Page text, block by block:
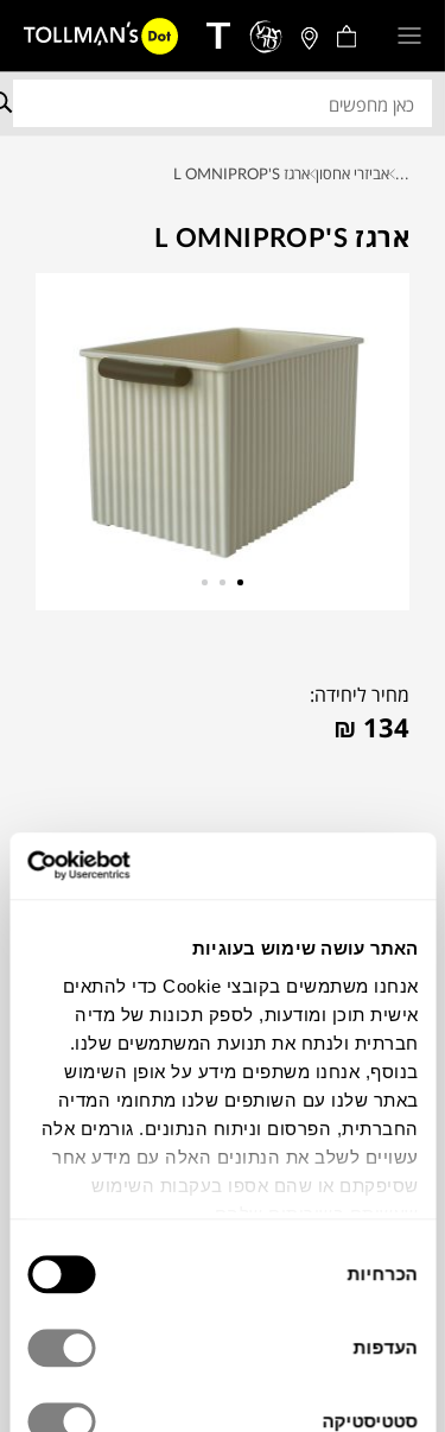
האתר עושה שימוש בעוגיות
אנחנו משתמשים בקובצי Cookie כדי להתאים
אישית תוכן ומודעות, לספק תכונות של מדיה
חברתית ולנתח את תנועת המשתמשים שלנו.
בנוסף, אנחנו משתפים מידע על אופן השימוש
באתר שלנו עם השותפים שלנו מתחומי המדיה
החברתית, הפרסום וניתוח הנתונים. גורמים אלה
עשויים לשלב את הנתונים האלה עם מידע אחר
שסיפקתם או שהם אספו בעקבות השימוש
הסכמה
הכרחיות
העדפות
סטטיסטיקה
... אביזרי אחסון ארגז L OMNIPROP'S
ארגז L OMNIPROP'S
מחיר ליחידה:
₪ 134
להדמיית AI Design
צבעים
הקופסאות של
מתאימות לאחסון
עצמו. הקופסה עשויה פלסטיק רך כך שלא
תשרוט משטחים והידית נשיאה הופכת אותה
HACHIMAN